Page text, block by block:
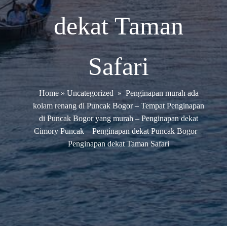
dekat Taman
Safari
Home» Uncategorized » Penginapan murah ada
kolam renang di Puncak Bogor – Tempat Penginapan
di Puncak Bogor yang murah – Penginapan dekat
Cimory Puncak – Penginapan dekat Puncak Bogor –
Penginapan dekat Taman Safari